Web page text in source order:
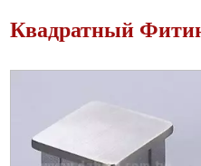
Квадратный